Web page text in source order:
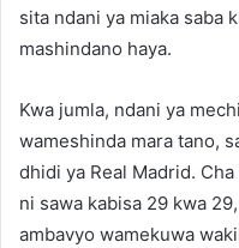
sita ndani ya miaka saba
mashindano haya.
Kwa jumla, ndani ya
wameshinda mara tano,
dhidi ya Real Madrid.
ni sawa kabisa 29 kwa
ambavyo wamekuwa